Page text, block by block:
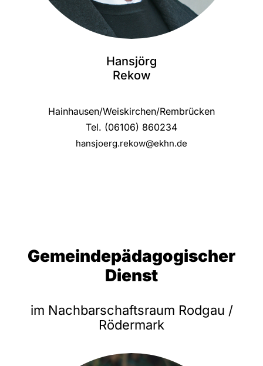
Hansjörg
Rekow
Hainhausen/Weiskirchen/Rembrücken
Tel. (06106) 860234
hansjoerg.rekow@ekhn.de
Gemeindepädagogischer
Dienst
im Nachbarschaftsraum Rodgau /
Rödermark